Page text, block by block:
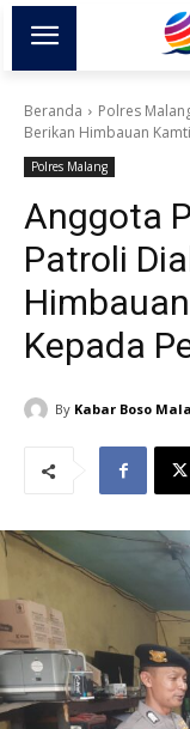
Beranda Polres
Berikan Himbauan
Polres Malang
Anggota
Patroli
Kepada
By Kabar Boso